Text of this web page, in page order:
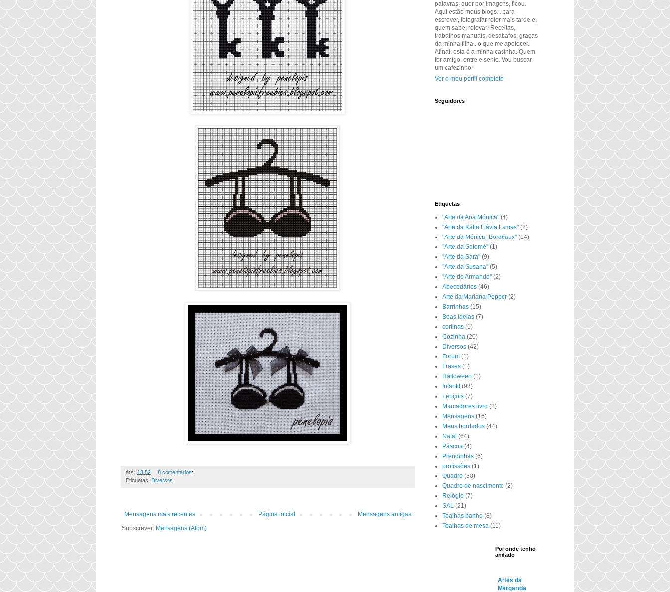
à(s) 13:52
8 comentários:
Etiquetas: Diversos
Mensagens mais recentes Mensagens antigas
Página inicial
Subscrever: Mensagens (Atom)
palavras, quer por imagens, ficou.
Aqui estão meus blogs... para
escrever, fotografar reler mais tarde e,
quem sabe, relevar! Receitas,
trabalhos manuais, desabafos, graças
da minha filha.. o que me apetecer.
Afinal: esta é a minha casinha. Quem
for amigo: entre e sente. Vou buscar
um cafezinho!
Ver o meu perfil completo
Seguidores
Etiquetas
"Arte da Ana Mónica" (4)
"Arte da Kátia Flávia Lamas" (2)
"Arte da Mónica_Bordeaux" (14)
"Arte da Salomé" (1)
"Arte da Sara" (9)
"Arte da Susana" (5)
"Arte do Armando" (2)
Abecedários (46)
Arte da Mariana Pepper (2)
Barrinhas (15)
Boas ideias (7)
cortinas (1)
Cozinha (20)
Diversos (42)
Forum (1)
Frases (1)
Halloween (1)
Infantil (93)
Lençois (7)
Marcadores livro (2)
Mensagens (16)
Meus bordados (44)
Natal (64)
Páscoa (4)
Prendinhas (6)
profissões (1)
Quadro (30)
Quadro de nascimento (2)
Relógio (7)
SAL (21)
Toalhas banho (8)
Toalhas de mesa (11)
Por onde tenho
andado
Artes da
Margarida